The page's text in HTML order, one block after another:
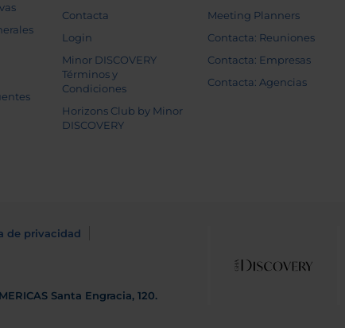
Contacta
Login
Minor DISCOVERY
Términos y
Condiciones
Horizons Club by Minor
DISCOVERY
Meeting Planners
Contacta: Reuniones
Contacta: Empresas
Contacta: Agencias
de privacidad
Santa Engracia, 120.